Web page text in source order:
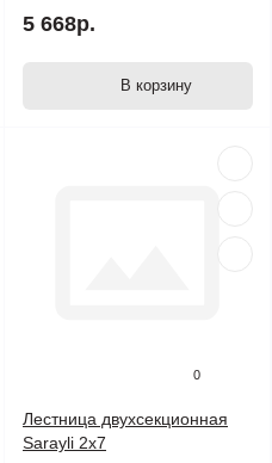
5 668р.
В корзину
0
Лестница двухсекционная
Sarayli 2х7